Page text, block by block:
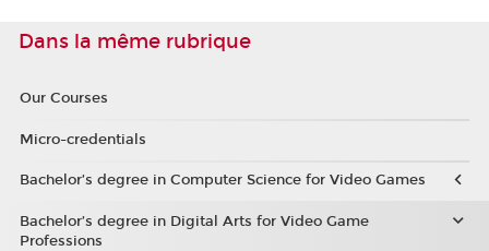
Dans la même rubrique
Our Courses
Micro-credentials
Bachelor’s degree in Computer Science for Video Games
Bachelor’s degree in Digital Arts for Video Game
Professions